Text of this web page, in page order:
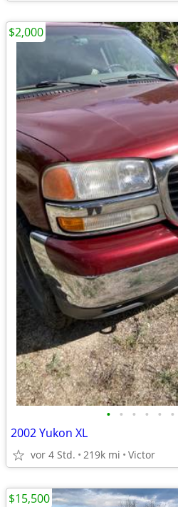
• • • • • •
2002 Yukon XL
vor 4 Std. 219k mi Victor
$2,000
$15,500